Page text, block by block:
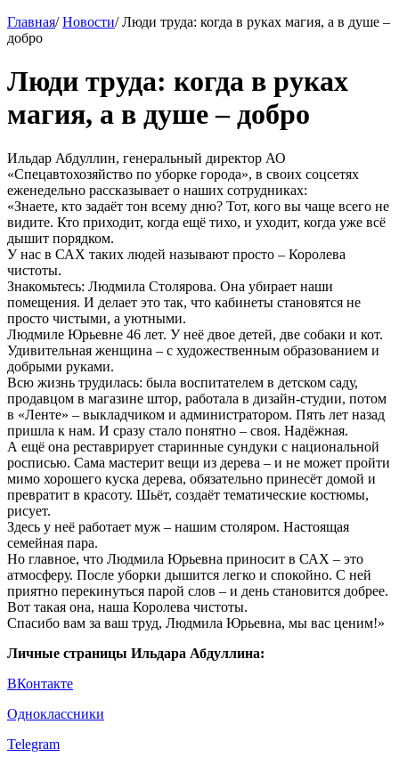
Главная/ Новости/ Люди труда: когда в руках магия, а в душе –
добро
Люди труда: когда в руках
магия, а в душе – добро
Ильдар Абдуллин, генеральный директор АО
«Спецавтохозяйство по уборке города», в своих соцсетях
еженедельно рассказывает о наших сотрудниках:
«Знаете, кто задаёт тон всему дню? Тот, кого вы чаще всего не
видите. Кто приходит, когда ещё тихо, и уходит, когда уже всё
дышит порядком.
У нас в САХ таких людей называют просто – Королева
чистоты.
Знакомьтесь: Людмила Столярова. Она убирает наши
помещения. И делает это так, что кабинеты становятся не
просто чистыми, а уютными.
Людмиле Юрьевне 46 лет. У неё двое детей, две собаки и кот.
Удивительная женщина – с художественным образованием и
добрыми руками.
Всю жизнь трудилась: была воспитателем в детском саду,
продавцом в магазине штор, работала в дизайн-студии, потом
в «Ленте» – выкладчиком и администратором. Пять лет назад
пришла к нам. И сразу стало понятно – своя. Надёжная.
А ещё она реставрирует старинные сундуки с национальной
росписью. Сама мастерит вещи из дерева – и не может пройти
мимо хорошего куска дерева, обязательно принесёт домой и
превратит в красоту. Шьёт, создаёт тематические костюмы,
рисует.
Здесь у неё работает муж – нашим столяром. Настоящая
семейная пара.
Но главное, что Людмила Юрьевна приносит в САХ – это
атмосферу. После уборки дышится легко и спокойно. С ней
приятно перекинуться парой слов – и день становится добрее.
Вот такая она, наша Королева чистоты.
Спасибо вам за ваш труд, Людмила Юрьевна, мы вас ценим!»
Личные страницы Ильдара Абдуллина:
ВКонтакте
Одноклассники
Telegram